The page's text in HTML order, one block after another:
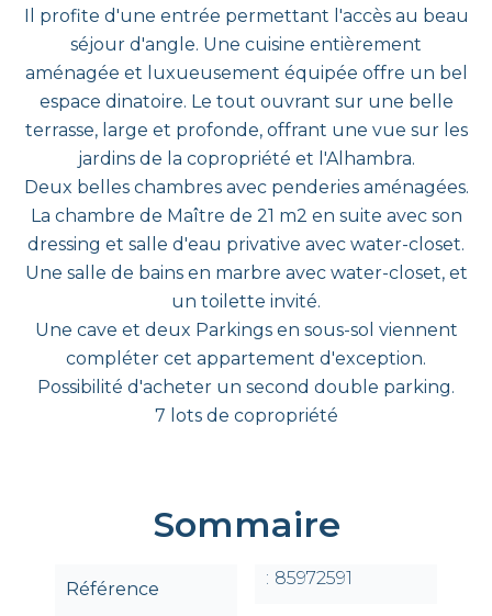
Il profite d'une entrée permettant l'accès au beau
séjour d'angle. Une cuisine entièrement
aménagée et luxueusement équipée offre un bel
espace dinatoire. Le tout ouvrant sur une belle
terrasse, large et profonde, offrant une vue sur les
jardins de la copropriété et l'Alhambra.
Deux belles chambres avec penderies aménagées.
La chambre de Maître de 21 m2 en suite avec son
dressing et salle d'eau privative avec water-closet.
Une salle de bains en marbre avec water-closet, et
un toilette invité.
Une cave et deux Parkings en sous-sol viennent
compléter cet appartement d'exception.
Possibilité d'acheter un second double parking.
7 lots de copropriété
Sommaire
Référence
85972591